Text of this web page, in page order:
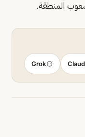
المنطقة.
Grok